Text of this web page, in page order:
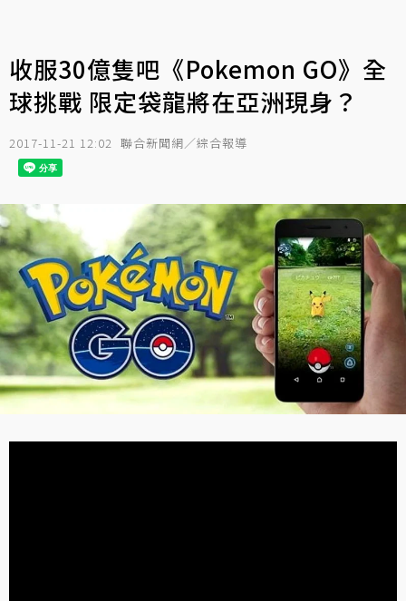
收服30億隻吧《Pokemon GO》全
球挑戰 限定袋龍將在亞洲現身？
2017-11-21 12:02 聯合新聞網／綜合報導